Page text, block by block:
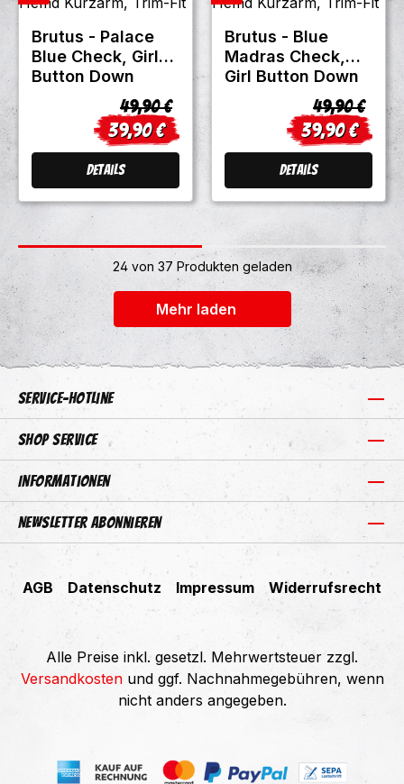
Brutus - Palace
Blue Check, Girl
Button Down
Hemd Kurzarm,
Verkaufspreis:
39,90 €
Regulärer Preis:
49,90 €
Details
Brutus - Blue
Madras Check,
Girl Button Down
Hemd Kurzarm,
Verkaufspreis:
39,90 €
Regulärer
49,90 €
Details
24 von 37 Produkten geladen
Mehr laden
Service-Hotline
Shop Service
Informationen
Newsletter abonnieren
AGB Datenschutz Impressum Widerrufsrecht
Alle Preise inkl. gesetzl. Mehrwertsteuer zzgl.
Versandkostenund ggf. Nachnahmegebühren, wenn
nicht anders angegeben.